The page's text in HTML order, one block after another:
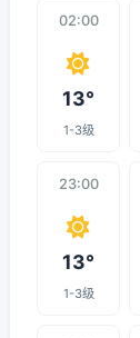
02:00
13°
1-3级
23:00
13°
1-3级